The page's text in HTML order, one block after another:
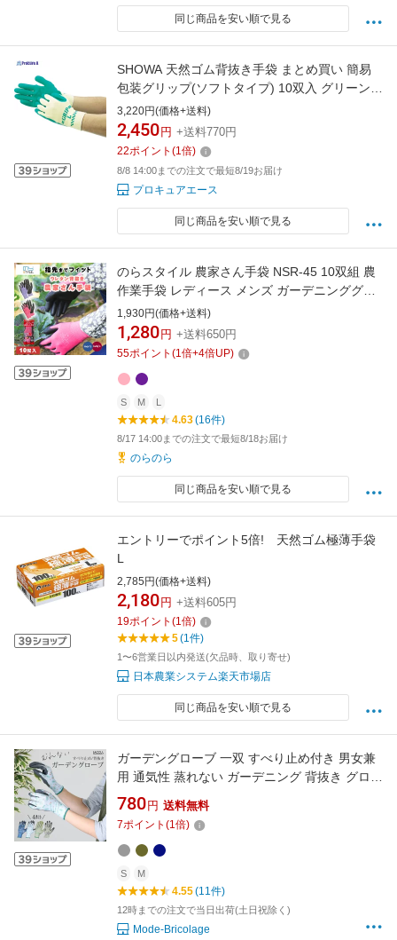
同じ商品を安い順で見る
SHOWA 天然ゴム背抜き手袋 まとめ買い 簡易
包装グリップ(ソフトタイプ) 10双入 グリーン
Mサイズ NO310-M10P 1パック ▼856-2523
3,220円(価格+送料)
2,450 円 +送料770円
22ポイント (1倍)
8/8 14:00までの注文で最短8/19お届け
プロキュアエース
同じ商品を安い順で見る
のらスタイル 農家さん手袋 NSR-45 10双組 農
作業手袋 レディース メンズ ガーデニンググロ
ーブ 滑り止め おしゃれ ウレタンコーティング
背抜き 家庭菜園 掃除 ピンク パープル
1,930円(価格+送料)
1,280 円 +送料650円
55ポイント (1倍+4倍UP)
S M L
4.63(16件)
8/17 14:00までの注文で最短8/18お届け
のらのら
同じ商品を安い順で見る
エントリーでポイント5倍! 天然ゴム極薄手袋
L
2,785円(価格+送料)
2,180 円 +送料605円
19ポイント (1倍)
5(1件)
1〜6営業日以内発送(欠品時、取り寄せ)
日本農業システム楽天市場店
同じ商品を安い順で見る
ガーデングローブ 一双 すべり止め付き 男女兼
用 通気性 蒸れない ガーデニング 背抜き グロー
ブ 手袋 植物 ボタニカル 作業 人気 花柄 作業用
庭 農業 かわいい さわやか
780 円 送料無料
7ポイント (1倍)
S M
4.55(11件)
12時までの注文で当日出荷(土日祝除く)
Mode-Bricolage